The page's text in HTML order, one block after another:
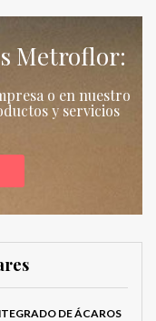
Metroflor:
o en nuestro
y servicios
DE ÁCAROS